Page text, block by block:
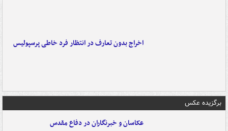
اخراج بدون تعارف در انتظار فرد خاطی پرسپولیس
برگزیده عکس
عکاسان و خبرنگاران در دفاع مقدس